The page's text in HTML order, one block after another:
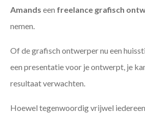
Amands een freelance grafisch
nemen.
Of de grafisch ontwerper nu een
een presentatie voor je ontwerpt, je
resultaat verwachten.
Hoewel tegenwoordig vrijwel